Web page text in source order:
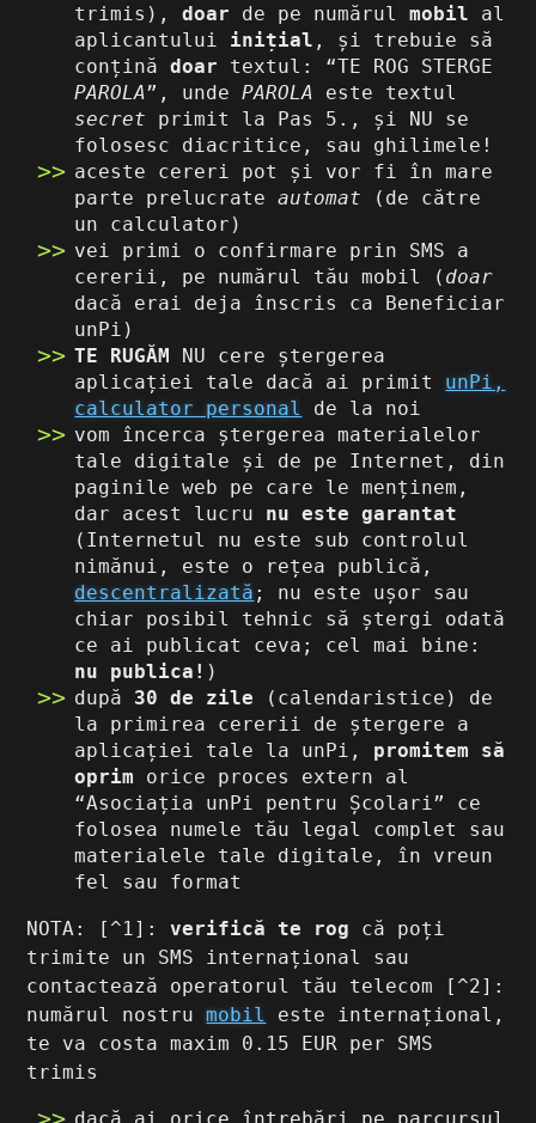
trimis),doar de pe numărulmobil al
aplicantului inițial , și trebuie să
conținădoar textul: “TE ROG STERGE
PAROLA”, undePAROLA este textul
secret primit la Pas 5., și NU se
folosesc diacritice, sau ghilimele!
aceste cereri pot și vor fi în mare
parte prelucrateautomat (de către
un calculator)
vei primi o confirmare prin SMS a
cererii, pe numărul tău mobil ( doar
dacă erai deja înscris ca Beneficiar
unPi)
TE RUGĂM NU cere ștergerea
aplicației tale dacă ai primit unPi,
calculator personal de la noi
vom încerca ștergerea materialelor
tale digitale și de pe Internet, din
paginile web pe care le menținem,
dar acest lucru nu este garantat
(Internetul nu este sub controlul
nimănui, este o rețea publică,
descentralizată ; nu este ușor sau
chiar posibil tehnic să ștergi odată
ce ai publicat ceva; cel mai bine:
nu publica! )
după 30 de zile (calendaristice) de
la primirea cererii de ștergere a
aplicației tale la unPi, promitem să
oprim orice proces extern al
“Asociația unPi pentru Școlari” ce
folosea numele tău legal complet sau
materialele tale digitale, în vreun
fel sau format
NOTA: [^1]:verifică te rog că poți
trimite un SMS internațional sau
contactează operatorul tău telecom [^2]:
numărul nostrumobil este internațional,
te va costa maxim 0.15 EUR per SMS
trimis